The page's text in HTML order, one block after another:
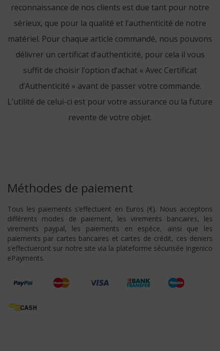
reconnaissance de nos clients est due tant pour notre
sérieux, que pour la qualité et l’authenticité de notre
matériel. Pour chaque article commandé, nous pouvons
délivrer un certificat d’authenticité, pour cela il vous
suffit de choisir l’option d’achat « Avec Certificat
d’Authenticité » avant de passer votre commande.
L’utilité de celui-ci est pour votre assurance ou la future
revente de votre objet.
Méthodes de paiement
Tous les paiements s’effectuent en Euros (€). Nous acceptons
différents modes de paiement, les virements bancaires, les
virements paypal, les paiements en espèce, ainsi que les
paiements par cartes bancaires et cartes de crédit, ces deniers
s’effectueront sur notre site via la plateforme sécurisée Ingenico
ePayments.